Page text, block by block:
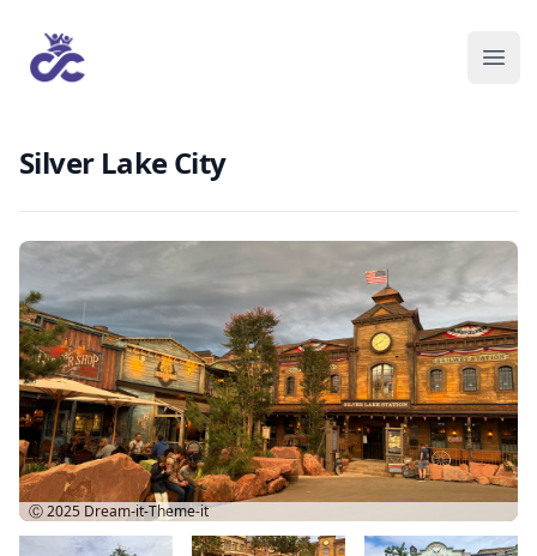
Silver Lake City
Ⓒ 2025 Dream-it-Theme-it